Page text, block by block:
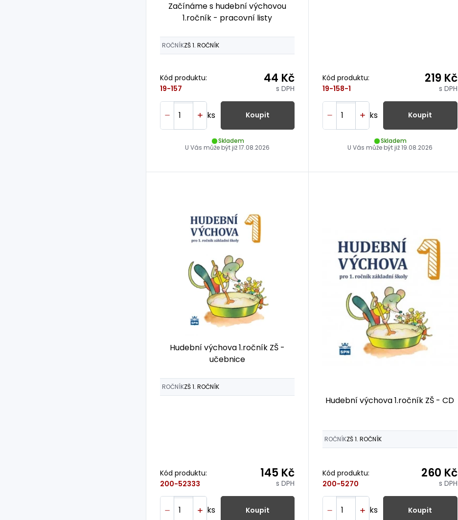
Začínáme s hudební výchovou
1.ročník - pracovní listy
ROČNÍKZŠ 1. ROČNÍK
Kód produktu:
19-157
44 Kč
s DPH
ks Koupit
Skladem
U Vás může být již17.08.2026
Kód produktu:
19-158-1
219 Kč
s DPH
ks Koupit
Skladem
U Vás může být již19.08.2026
Hudební výchova 1.ročník ZŠ -
učebnice
ROČNÍKZŠ 1. ROČNÍK
Kód produktu:
200-52333
145 Kč
s DPH
ks Koupit
Hudební výchova 1.ročník ZŠ - CD
ROČNÍKZŠ 1. ROČNÍK
Kód produktu:
200-5270
260 Kč
s DPH
ks Koupit